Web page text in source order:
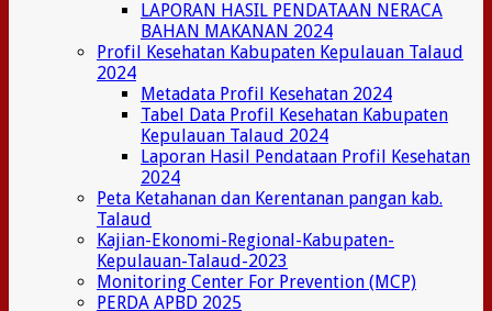
LAPORAN HASIL PENDATAAN NERACA
BAHAN MAKANAN 2024
Profil Kesehatan Kabupaten Kepulauan Talaud
2024
Metadata Profil Kesehatan 2024
Tabel Data Profil Kesehatan Kabupaten
Kepulauan Talaud 2024
Laporan Hasil Pendataan Profil Kesehatan
2024
Peta Ketahanan dan Kerentanan pangan kab.
Talaud
Kajian-Ekonomi-Regional-Kabupaten-
Kepulauan-Talaud-2023
Monitoring Center For Prevention (MCP)
PERDA APBD 2025